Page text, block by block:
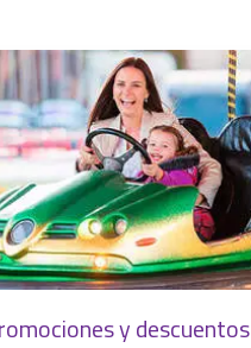
y descuentos